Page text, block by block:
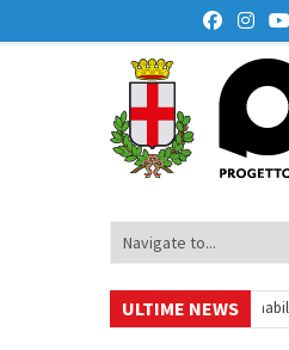
ULTIME NEWS
Your small steps towards sustainability
• Oxford Debate Lab –